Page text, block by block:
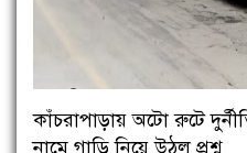
কাঁচরাপাড়ায় অটো রুটে
নামে গাড়ি নিয়ে উঠল প্রশ্ন